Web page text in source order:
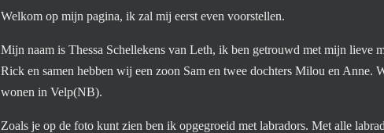
Welkom op mijn pagina, ik zal mij eerst even voorstellen.
Mijn naam is Thessa Schellekens van Leth, ik ben getrouwd met mijn lieve
Rick en samen hebben wij een zoon Sam en twee dochters Milou en Anne.
wonen in Velp(NB).
Zoals je op de foto kunt zien ben ik opgegroeid met labradors. Met alle